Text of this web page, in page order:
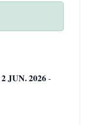
2 JUN. 2026-